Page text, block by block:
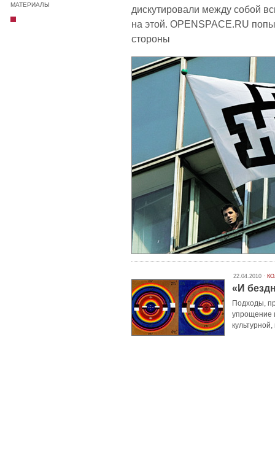
МАТЕРИАЛЫ
дискутировали между собой
на этой. OPENSPACE.RU
стороны
22.04.2010 ·
«И
Подходы,
упрощение